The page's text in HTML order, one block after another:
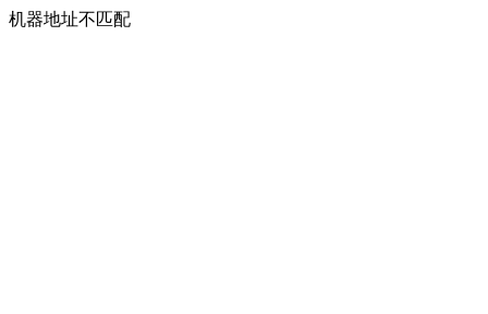
机器地址不匹配